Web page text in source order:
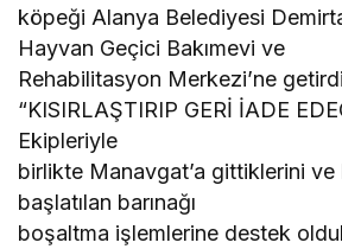
köpeği Alanya Belediyesi
Hayvan Geçici Bakımevi ve
Rehabilitasyon Merkezi’ne
“KISIRLAŞTIRIP GERİ İADE
Ekipleriyle
birlikte Manavgat’a gittiklerini ve
başlatılan barınağı
boşaltma işlemlerine destek